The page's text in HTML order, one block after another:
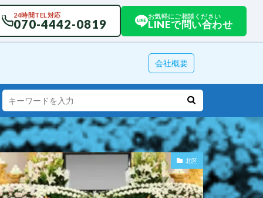
24時間TEL対応
070-4442-0819
お気軽にご相談ください
LINEで問い合わせ
会社概要
北区